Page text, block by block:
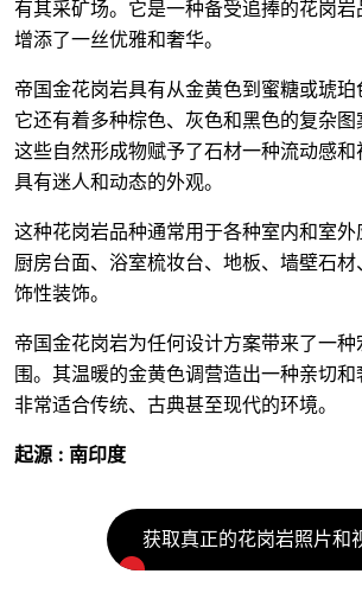
有其采矿场。它是一种备受追捧的花岗岩
增添了一丝优雅和奢华。
帝国金花岗岩具有从金黄色到蜜糖或琥珀
它还有着多种棕色、灰色和黑色的复杂图
这些自然形成物赋予了石材一种流动感
具有迷人和动态的外观。
这种花岗岩品种通常用于各种室内和室
厨房台面、浴室梳妆台、地板、墙壁石
饰性装饰。
帝国金花岗岩为任何设计方案带来了一
围。其温暖的金黄色调营造出一种亲切
非常适合传统、古典甚至现代的环境。
起源 : 南印度
获取真正的花岗岩照片和